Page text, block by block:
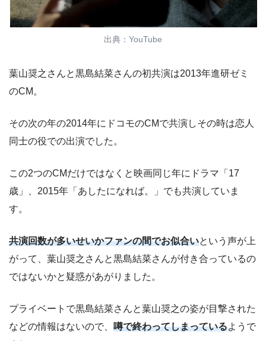
出典：YouTube
葉山奨之さんと黒島結菜さんの初共演は2013年進研ゼミ
のCM。
その次の年の2014年にドコモのCMで共演しその時は恋人
同士の役での出演でした。
この2つのCMだけではなくと映画同じ年にドラマ「17
歳」、2015年「あしたになれば。」でも共演していま
す。
共演回数が多いせいかファンの間でお似合いという声が上
がって、葉山奨之さんと黒島結菜さんが付き合っているの
ではないかと疑惑があがりました。
プライベートで黒島結菜さんと葉山奨之の姿が目撃された
などの情報はないので、 噂で終わってしまっているようで